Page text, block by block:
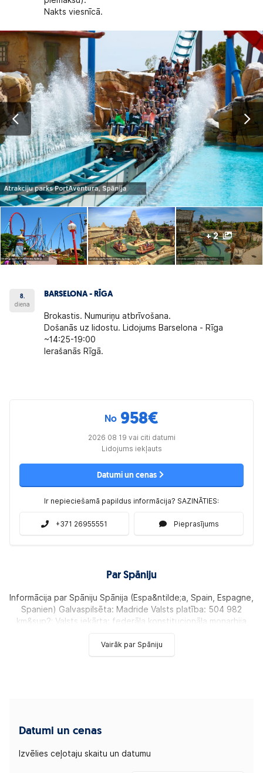
Nakts viesnīcā.
+ 2
8.
diena
BARSELONA - RĪGA
Brokastis. Numuriņu atbrīvošana.
Došanās uz lidostu. Lidojums Barselona - Rīga
~14:25-19:00
Ierašanās Rīgā.
No 958€
2026 08 19 vai citi datumi
Lidojums iekļauts
Datumi un cenas
Ir nepieciešamā papildus informācija? SAZINĀTIES:
+371 26955551 Pieprasījums
Par Spāniju
Informācija par Spāniju Spānija (Espa&ntilde;a, Spain, Espagne,
Spanien) Galvaspilsēta: Madride Valsts platība: 504 982
km&sup2; Valsts iekārta: federāla konstitucionāla monarhija
Vairāk par Spāniju
Datumi un cenas
Izvēlies ceļotaju skaitu un datumu